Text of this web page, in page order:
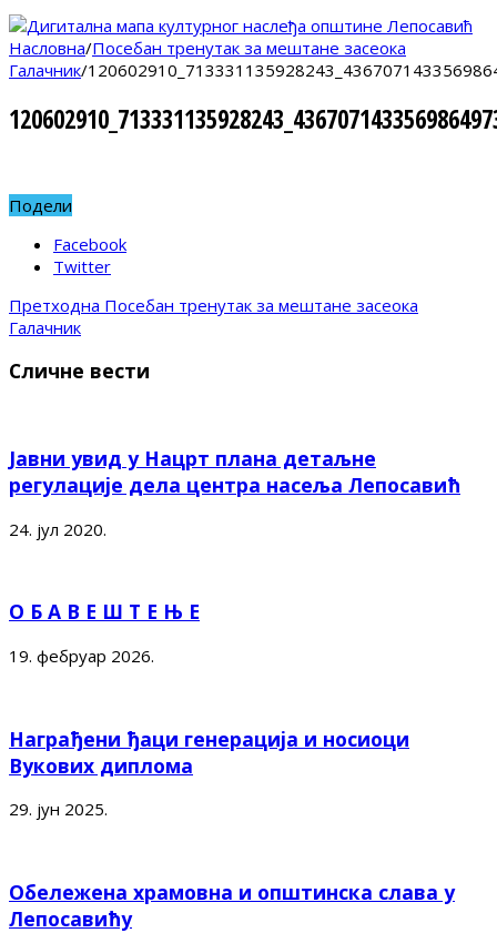
Насловна/Посебан тренутак за мештане засеока
Галачник/
Подели
Facebook
Twitter
Претходна Посебан тренутак за мештане засеока
Галачник
Сличне вести
Јавни увид у Нацрт плана детаљне
регулације дела центра насеља Лепосавић
24. јул 2020.
О Б А В Е Ш Т Е Њ Е
19. фебруар 2026.
Награђени ђаци генерација и носиоци
Вукових диплома
29. јун 2025.
Обележена храмовна и општинска слава у
Лепосавићу